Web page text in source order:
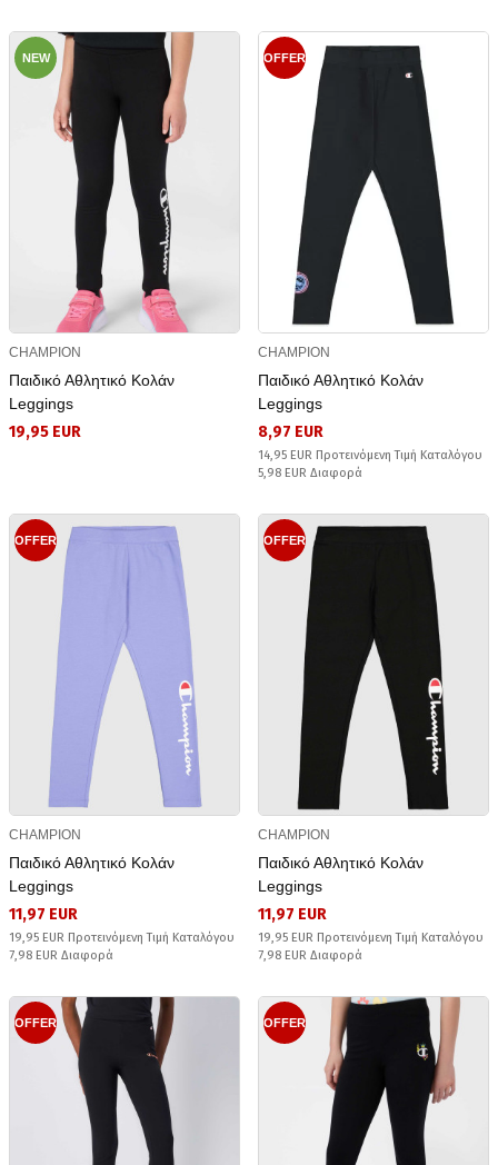
NEW
CHAMPION
Παιδικό Αθλητικό Κολάν
Leggings
19,95 EUR
OFFER
CHAMPION
Παιδικό Αθλητικό Κολάν
Leggings
8,97 EUR
14,95 EUR Προτεινόμενη Τιμή Καταλόγου
5,98 EUR Διαφορά
OFFER
CHAMPION
Παιδικό Αθλητικό Κολάν
Leggings
11,97 EUR
19,95 EUR Προτεινόμενη Τιμή Καταλόγου
7,98 EUR Διαφορά
OFFER
CHAMPION
Παιδικό Αθλητικό Κολάν
Leggings
11,97 EUR
19,95 EUR Προτεινόμενη Τιμή Καταλόγου
7,98 EUR Διαφορά
OFFER OFFER